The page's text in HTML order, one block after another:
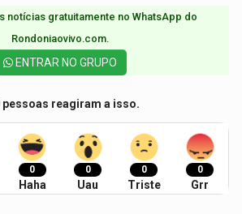
notícias gratuitamente no WhatsApp do
Rondoniaovivo.com.​
ENTRAR NO GRUPO
pessoas reagiram a isso.
0
Haha
0
Uau
0
Triste
0
Grr